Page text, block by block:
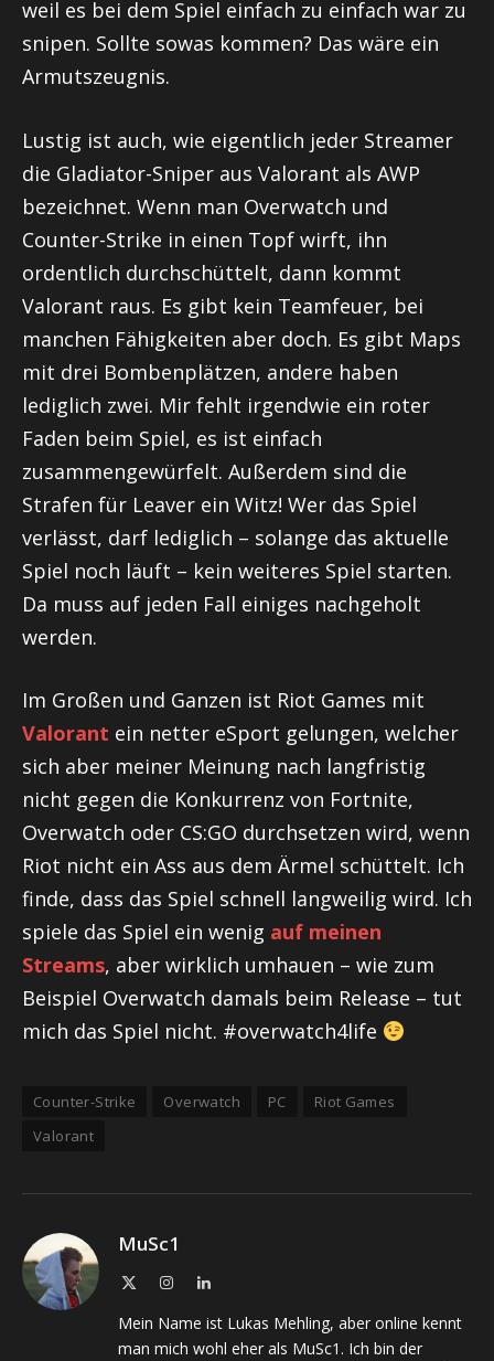
weil es bei dem Spiel einfach zu einfach war zu
snipen. Sollte sowas kommen? Das wäre ein
Armutszeugnis.
Lustig ist auch, wie eigentlich jeder Streamer
die Gladiator-Sniper aus Valorant als AWP
bezeichnet. Wenn man Overwatch und
Counter-Strike in einen Topf wirft, ihn
ordentlich durchschüttelt, dann kommt
Valorant raus. Es gibt kein Teamfeuer, bei
manchen Fähigkeiten aber doch. Es gibt Maps
mit drei Bombenplätzen, andere haben
lediglich zwei. Mir fehlt irgendwie ein roter
Faden beim Spiel, es ist einfach
zusammengewürfelt. Außerdem sind die
Strafen für Leaver ein Witz! Wer das Spiel
verlässt, darf lediglich – solange das aktuelle
Spiel noch läuft – kein weiteres Spiel starten.
Da muss auf jeden Fall einiges nachgeholt
werden.
Im Großen und Ganzen ist Riot Games mit
Valorant ein netter eSport gelungen, welcher
sich aber meiner Meinung nach langfristig
nicht gegen die Konkurrenz von Fortnite,
Overwatch oder CS:GO durchsetzen wird, wenn
Riot nicht ein Ass aus dem Ärmel schüttelt. Ich
finde, dass das Spiel schnell langweilig wird. Ich
spiele das Spiel ein wenig auf meinen
Streams, aber wirklich umhauen – wie zum
Beispiel Overwatch damals beim Release – tut
mich das Spiel nicht. #overwatch4life
Counter-Strike Overwatch PC
Riot Games
Valorant
MuSc1
InstagramLinkedIn
Mein Name ist Lukas Mehling, aber online kennt
man mich wohl eher als MuSc1. Ich bin der